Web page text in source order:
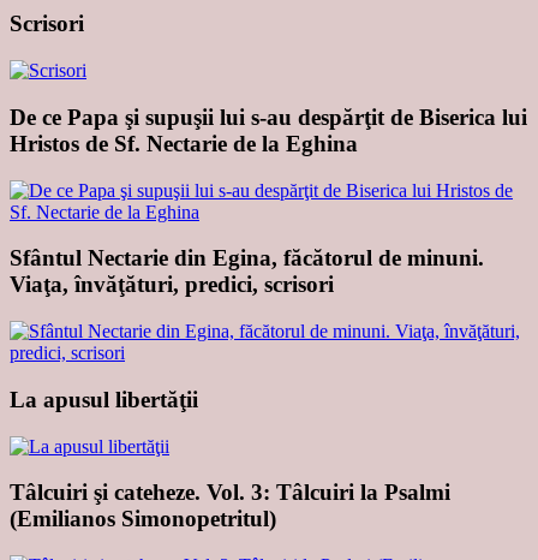
Scrisori
De ce Papa şi supuşii lui s-au despărţit de Biserica lui
Hristos de Sf. Nectarie de la Eghina
Sfântul Nectarie din Egina, făcătorul de minuni.
Viaţa, învăţături, predici, scrisori
La apusul libertăţii
Tâlcuiri şi cateheze. Vol. 3: Tâlcuiri la Psalmi
(Emilianos Simonopetritul)